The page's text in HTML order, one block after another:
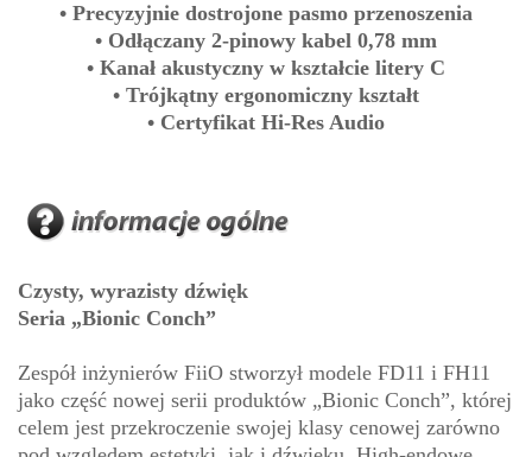
• Precyzyjnie dostrojone pasmo przenoszenia
• Odłączany 2-pinowy kabel 0,78 mm
• Kanał akustyczny w kształcie litery C
• Trójkątny ergonomiczny kształt
• Certyfikat Hi-Res Audio
Czysty, wyrazisty dźwięk
Seria „Bionic Conch”
Zespół inżynierów FiiO stworzył modele FD11 i FH11
jako część nowej serii produktów „Bionic Conch”, której
celem jest przekroczenie swojej klasy cenowej zarówno